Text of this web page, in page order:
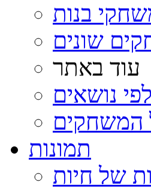
בנות
שונים
עוד באתר
נושאים
המשחקים
תמונות
של חיות